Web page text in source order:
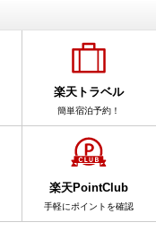
楽天トラベル
簡単宿泊予約！
楽天PointClub
手軽にポイントを確認